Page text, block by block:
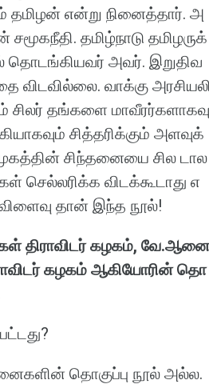
தமிழன் என்று நினைத்தார். அ
சமூகநீதி. தமிழ்நாடு தமிழருக்
தொடங்கியவர் அவர். இறுதிவ
விடவில்லை. வாக்கு
சிலர் தங்களை மாவீரர்களாகவு
சித்தரிக்கும் அளவுக்
சிந்தனையை சில டால
செல்லரிக்க விடக்கூடாது எ
தான் இந்த நூல்!
திராவிடர் கழகம், வே.ஆனை
கழகம் ஆகியோரின் தொ
?
தொகுப்பு நூல் அல்ல.